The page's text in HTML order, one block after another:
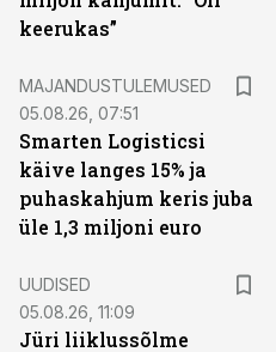
keerukas”
MAJANDUSTULEMUSED
05.08.26, 07:51
Smarten Logisticsi
käive langes 15% ja
puhaskahjum keris juba
üle 1,3 miljoni euro
UUDISED
05.08.26, 11:09
Jüri liiklussõlme